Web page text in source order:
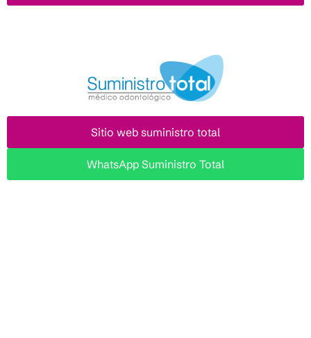
Sitio web suministro total
WhatsApp Suministro Total